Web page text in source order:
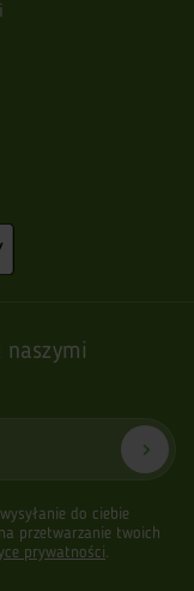
naszymi
do ciebie
przetwarzanie twoich
prywatności.